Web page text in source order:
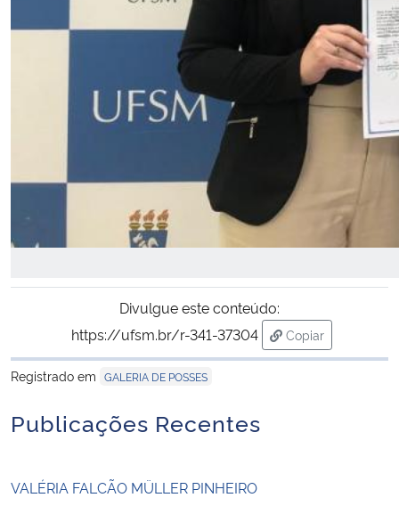
Divulgue este conteúdo:
https://ufsm.br/r-341-37304
Copiar
para área de
Registrado em GALERIA DE POSSES
Publicações Recentes
VALÉRIA FALCÃO MÜLLER PINHEIRO